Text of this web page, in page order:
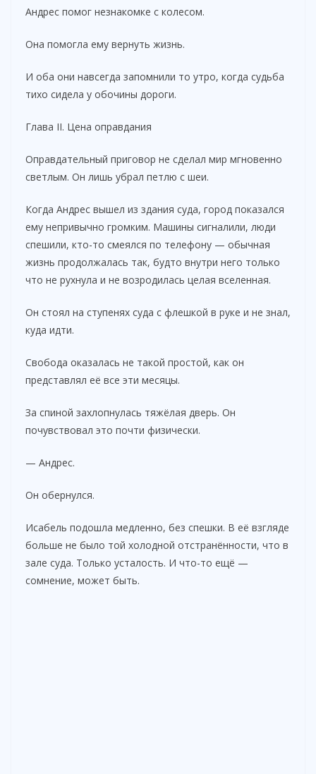
Андрес помог незнакомке с колесом.
Она помогла ему вернуть жизнь.
И оба они навсегда запомнили то утро, когда судьба
тихо сидела у обочины дороги.
Глава II. Цена оправдания
Оправдательный приговор не сделал мир мгновенно
светлым. Он лишь убрал петлю с шеи.
Когда Андрес вышел из здания суда, город показался
ему непривычно громким. Машины сигналили, люди
спешили, кто-то смеялся по телефону — обычная
жизнь продолжалась так, будто внутри него только
что не рухнула и не возродилась целая вселенная.
Он стоял на ступенях суда с флешкой в руке и не знал,
куда идти.
Свобода оказалась не такой простой, как он
представлял её все эти месяцы.
За спиной захлопнулась тяжёлая дверь. Он
почувствовал это почти физически.
— Андрес.
Он обернулся.
Исабель подошла медленно, без спешки. В её взгляде
больше не было той холодной отстранённости, что в
зале суда. Только усталость. И что-то ещё —
сомнение, может быть.